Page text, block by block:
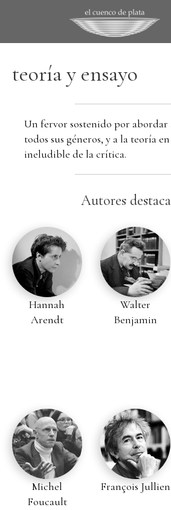
teoría y ensayo
Un fervor sostenido por abordar
todos sus géneros, y a la teoría
ineludible de la crítica.
Autores
Hannah
Arendt
Walter
Benjamin
Michel
Foucault
François Jullien